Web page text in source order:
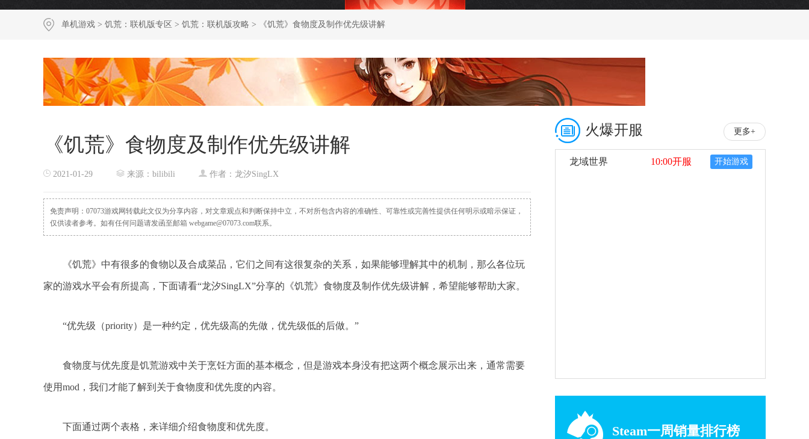
单机游戏 > 饥荒：联机版专区 > 饥荒：联机版攻略 > 《饥荒》食物度及制作优先级讲解
《饥荒》食物度及制作优先级讲解
2021-01-29 来源：bilibili 作者：龙汐SingLX
免责声明：07073游戏网转载此文仅为分享内容，对文章观点和判断保持中立，不对所包含内容的准确性、可靠性或完善性提供任何明示或暗示保证，
仅供读者参考。如有任何问题请发函至邮箱 webgame@07073.com联系。
《饥荒》中有很多的食物以及合成菜品，它们之间有这很复杂的关系，如果能够理解其中的机制，那么各位玩
家的游戏水平会有所提高，下面请看“龙汐SingLX”分享的《饥荒》食物度及制作优先级讲解，希望能够帮助大家。
“优先级（priority）是一种约定，优先级高的先做，优先级低的后做。”
食物度与优先度是饥荒游戏中关于烹饪方面的基本概念，但是游戏本身没有把这两个概念展示出来，通常需要
使用mod，我们才能了解到关于食物度和优先度的内容。
下面通过两个表格，来详细介绍食物度和优先度。
火爆开服 更多+
龙域世界 10:00开服 开始游戏
Steam一周销量排行榜